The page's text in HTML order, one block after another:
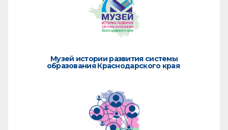
Музей истории развития системы
образования Краснодарского края